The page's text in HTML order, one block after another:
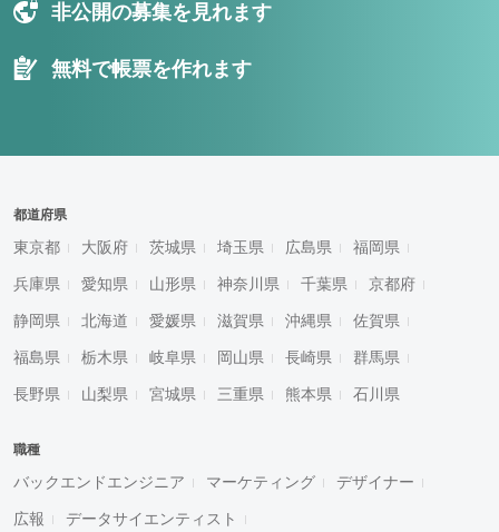
非公開の募集を見れます
無料で帳票を作れます
都道府県
東京都 大阪府 茨城県 埼玉県 広島県 福岡県
兵庫県 愛知県 山形県 神奈川県 千葉県 京都府
静岡県 北海道 愛媛県 滋賀県 沖縄県 佐賀県
福島県 栃木県 岐阜県 岡山県 長崎県 群馬県
長野県 山梨県 宮城県 三重県 熊本県 石川県
職種
バックエンドエンジニア マーケティング デザイナー
広報 データサイエンティスト